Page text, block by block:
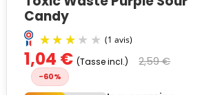
Candy
1,04 € (Tasse incl.) 2,59 €
-60%